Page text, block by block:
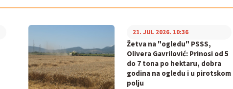
Žetva na "ogledu" PSSS,
Olivera Gavrilović: Prinosi od 5
do 7 tona po hektaru, dobra
godina na ogledu i u pirotskom
polju
21. JUL 2026. 10:36